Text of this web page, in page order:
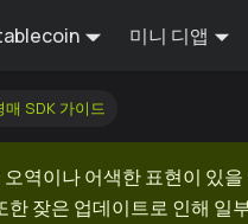
미니 디앱
매 SDK 가이드
역이나 어색한 표현이 있
잦은 업데이트로 인해 일